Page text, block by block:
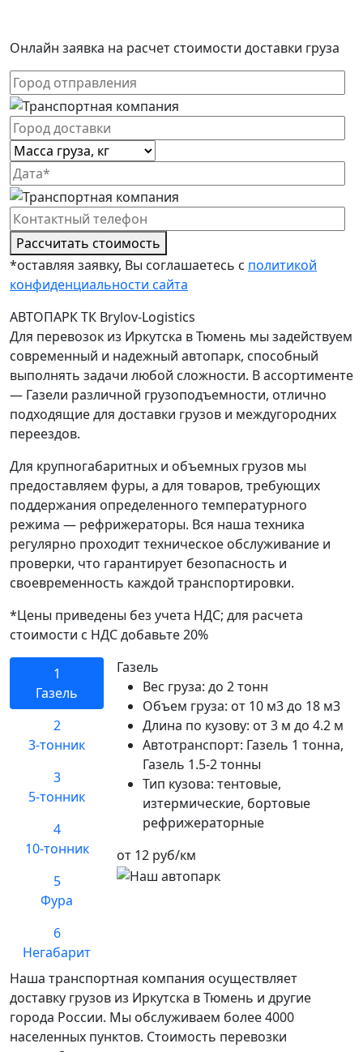
Онлайн заявка на расчет стоимости доставки груза
Рассчитать стоимость
*оставляя заявку, Вы соглашаетесь с политикой
конфиденциальности сайта
АВТОПАРК ТК Brylov-Logistics
Для перевозок из Иркутска в Тюмень мы задействуем
современный и надежный автопарк, способный
выполнять задачи любой сложности. В ассортименте
— Газели различной грузоподъемности, отлично
подходящие для доставки грузов и междугородних
переездов.
Для крупногабаритных и объемных грузов мы
предоставляем фуры, а для товаров, требующих
поддержания определенного температурного
режима — рефрижераторы. Вся наша техника
регулярно проходит техническое обслуживание и
проверки, что гарантирует безопасность и
своевременность каждой транспортировки.
*Цены приведены без учета НДС; для расчета
стоимости с НДС добавьте 20%
1
Газель
2
3-тонник
3
5-тонник
4
10-тонник
5
Фура
6
Негабарит
Газель
Вес груза: до 2 тонн
Объем груза: от 10 м3 до 18 м3
Длина по кузову: от 3 м до 4.2 м
Автотранспорт: Газель 1 тонна,
Газель 1.5-2 тонны
Тип кузова: тентовые,
изтермические, бортовые
рефрижераторные
от 12 руб/км
Наша транспортная компания осуществляет
доставку грузов из Иркутска в Тюмень и другие
города России. Мы обслуживаем более 4000
населенных пунктов. Стоимость перевозки